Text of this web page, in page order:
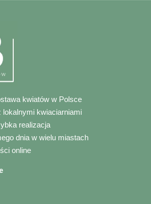
kwiatów w Polsce
lokalnymi kwiaciarniami
realizacja
dnia w wielu miastach
online